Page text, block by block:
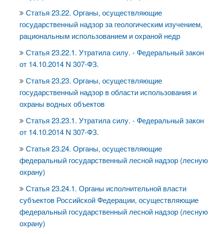
Статья 23.22. Органы, осуществляющие
государственный надзор за геологическим изучением,
рациональным использованием и охраной недр
Статья 23.22.1. Утратила силу. - Федеральный закон
от 14.10.2014 N 307-ФЗ.
Статья 23.23. Органы, осуществляющие
государственный надзор в области использования и
охраны водных объектов
Статья 23.23.1. Утратила силу. - Федеральный закон
от 14.10.2014 N 307-ФЗ.
Статья 23.24. Органы, осуществляющие
федеральный государственный лесной надзор (лесную
охрану)
Статья 23.24.1. Органы исполнительной власти
субъектов Российской Федерации, осуществляющие
федеральный государственный лесной надзор (лесную
охрану)